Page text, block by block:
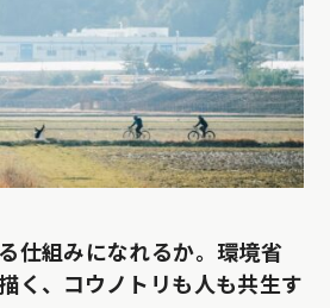
仕組みになれるか。環境省
く、コウノトリも人も共生す